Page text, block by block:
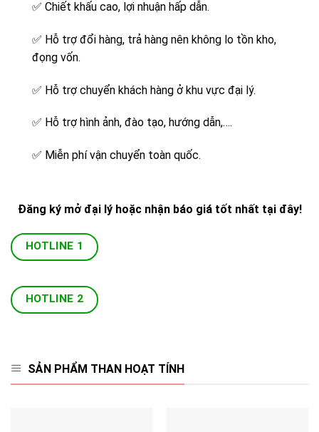
✅ Chiết khấu cao, lợi nhuận hấp dẫn.
✅ Hỗ trợ đổi hàng, trả hàng nên không lo tồn kho,
đọng vốn.
✅ Hỗ trợ chuyển khách hàng ở khu vực đại lý.
✅ Hỗ trợ hình ảnh, đào tạo, hướng dẫn,….
✅ Miễn phí vận chuyển toàn quốc.
Đăng ký mở đại lý hoặc nhận báo giá tốt nhất tại đây!
HOTLINE 1
HOTLINE 2
SẢN PHẨM THAN HOẠT TÍNH